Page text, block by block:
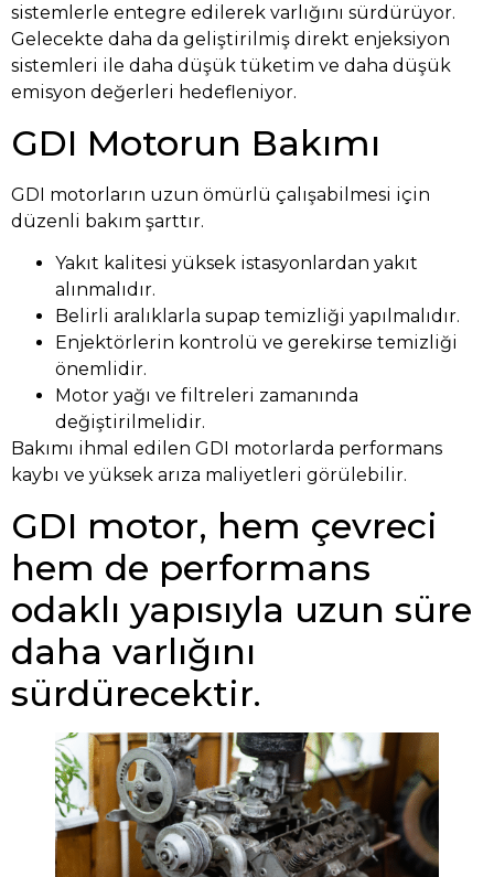
sistemlerle entegre edilerek varlığını sürdürüyor.
Gelecekte daha da geliştirilmiş direkt enjeksiyon
sistemleri ile daha düşük tüketim ve daha düşük
emisyon değerleri hedefleniyor.
GDI Motorun Bakımı
GDI motorların uzun ömürlü çalışabilmesi için
düzenli bakım şarttır.
Yakıt kalitesi yüksek istasyonlardan yakıt
alınmalıdır.
Belirli aralıklarla supap temizliği yapılmalıdır.
Enjektörlerin kontrolü ve gerekirse temizliği
önemlidir.
Motor yağı ve filtreleri zamanında
değiştirilmelidir.
Bakımı ihmal edilen GDI motorlarda performans
kaybı ve yüksek arıza maliyetleri görülebilir.
GDI motor, hem çevreci
hem de performans
odaklı yapısıyla uzun süre
daha varlığını
sürdürecektir.